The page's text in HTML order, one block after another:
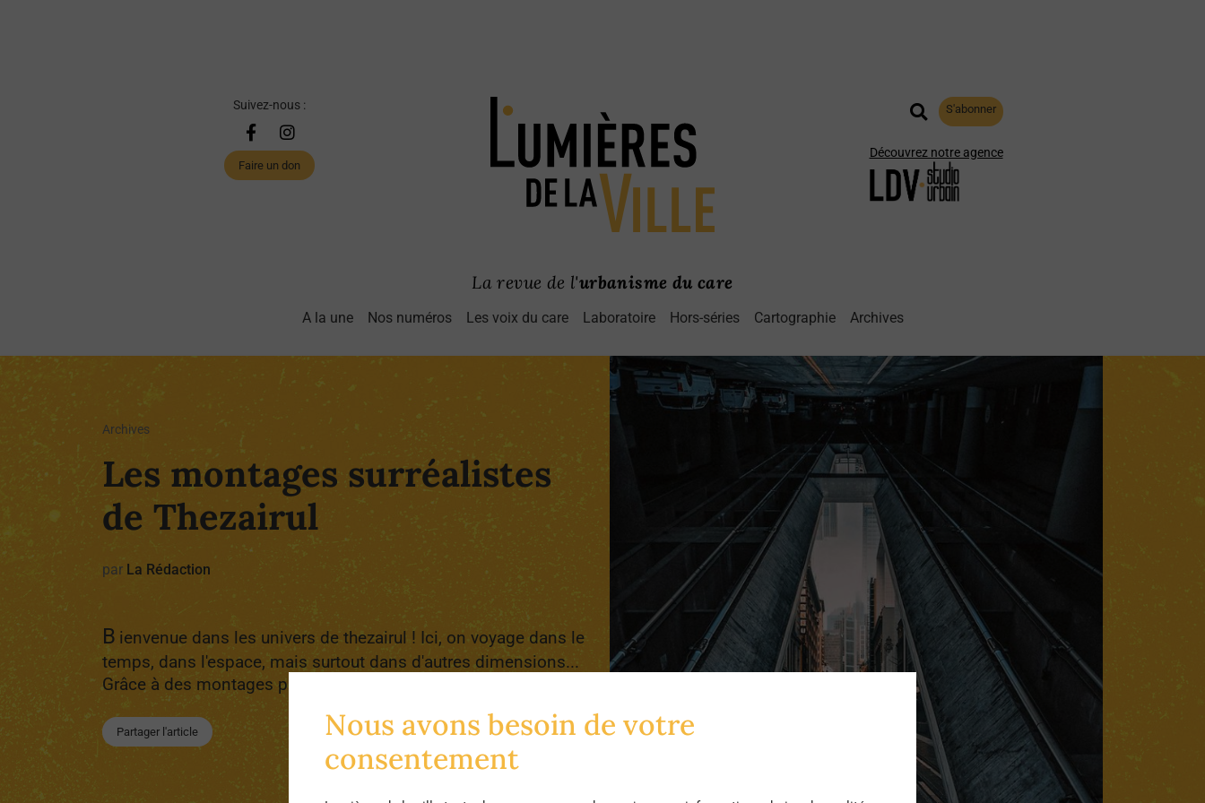
Suivez-nous :
Faire un don
S'abonner
Découvrez notre agence
La revue de l'urbanisme du care
A la une Nos numéros Les voix du care Laboratoire Hors-séries Cartographie Archives
Archives
Les montages surréalistes
de Thezairul
par La Rédaction
B ienvenue dans les univers de thezairul ! Ici, on voyage dans le
temps, dans l'espace, mais surtout dans d'autres dimensions...
Grâce à des montages photographiques réussis !
Partager l'article
Nous avons besoin de votre
consentement